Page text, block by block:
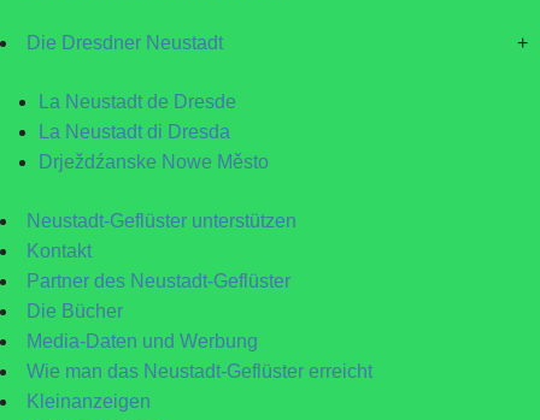
Die Dresdner Neustadt +
La Neustadt de Dresde
La Neustadt di Dresda
Drježdźanske Nowe Město
Neustadt-Geflüster unterstützen
Kontakt
Partner des Neustadt-Geflüster
Die Bücher
Media-Daten und Werbung
Wie man das Neustadt-Geflüster erreicht
Kleinanzeigen